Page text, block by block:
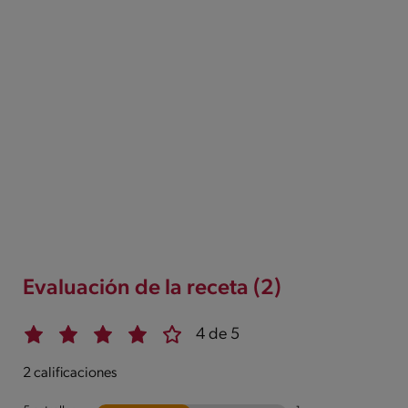
Evaluación de la receta (2)
4 de 5
2 calificaciones